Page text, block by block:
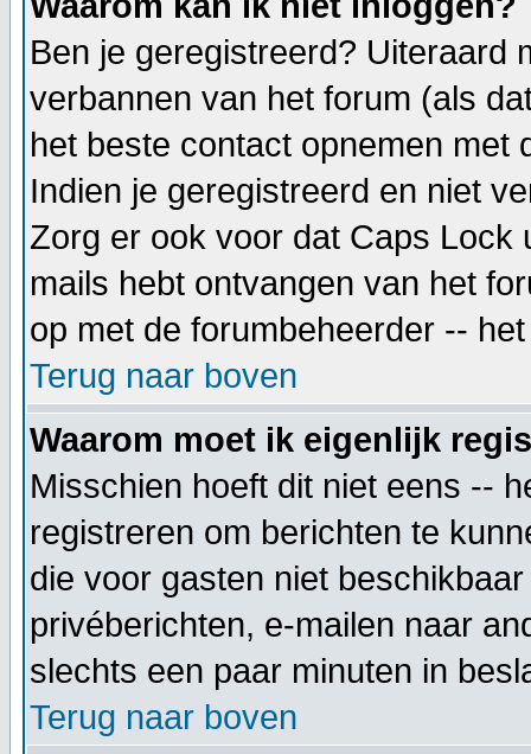
Ben je geregistreerd? Uiteraard
verbannen van het forum (als
het beste contact opnemen met
Indien je geregistreerd en niet
Zorg er ook voor dat Caps Lock
mails hebt ontvangen van het
op met de forumbeheerder --
Terug naar boven
Waarom moet ik eigenlijk
Misschien hoeft dit niet eens --
registreren om berichten te
die voor gasten niet
privéberichten, e-mailen naar
slechts een paar minuten in
Terug naar boven